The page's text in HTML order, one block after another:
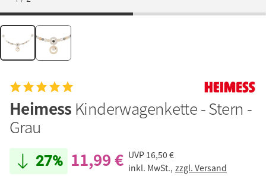
Heimess Kinderwagenkette - Stern -
Grau
27% 11,99 € UVP 16,50 €
inkl. MwSt., zzgl. Versand